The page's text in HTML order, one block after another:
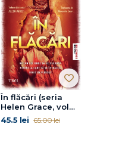
În flăcări (seria
Helen Grace, vol
13)
45.5 lei 65.00 lei